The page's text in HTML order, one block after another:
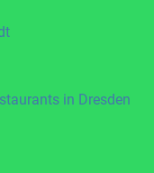
in Dresden